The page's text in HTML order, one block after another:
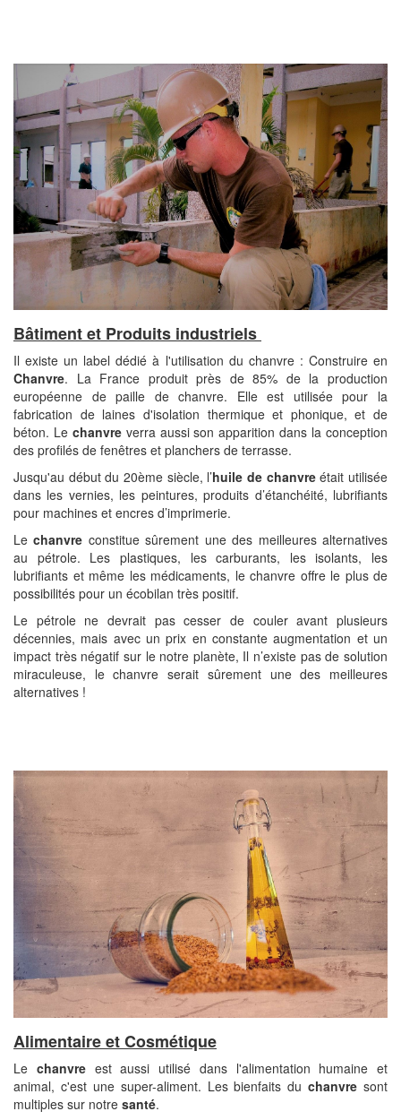
Bâtiment et Produits industriels
Il existe un label dédié à l'utilisation du chanvre : Construire en
Chanvre. La France produit près de 85% de la production
européenne de paille de chanvre. Elle est utilisée pour la
fabrication de laines d'isolation thermique et phonique, et de
béton. Le chanvreverra aussi son apparition dans la conception
des profilés de fenêtres et planchers de terrasse.
Jusqu'au début du 20ème siècle, l’huile de chanvreétait utilisée
dans les vernies, les peintures, produits d’étanchéité, lubrifiants
pour machines et encres d’imprimerie.
Lechanvre constitue sûrement une des meilleures alternatives
au pétrole. Les plastiques, les carburants, les isolants, les
lubrifiants et même les médicaments, le chanvre offre le plus de
possibilités pour un écobilan très positif.
Le pétrole ne devrait pas cesser de couler avant plusieurs
décennies, mais avec un prix en constante augmentation et un
impact très négatif sur le notre planète, Il n’existe pas de solution
miraculeuse, le chanvre serait sûrement une des meilleures
alternatives !
Alimentaire et Cosmétique
Le chanvreest aussi utilisé dans l'alimentation humaine et
animal, c'est une super-aliment. Les bienfaits duchanvre sont
multiples sur notre santé.